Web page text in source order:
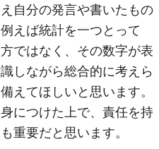
自分の発言や書いたもの
えば統計を一つとって
ではなく、その数字が表
しながら総合的に考えら
えてほしいと思います。
につけた上で、責任を持
重要だと思います。